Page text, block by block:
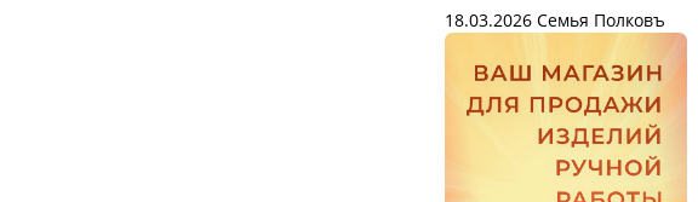
18.03.2026 Семья Полковъ